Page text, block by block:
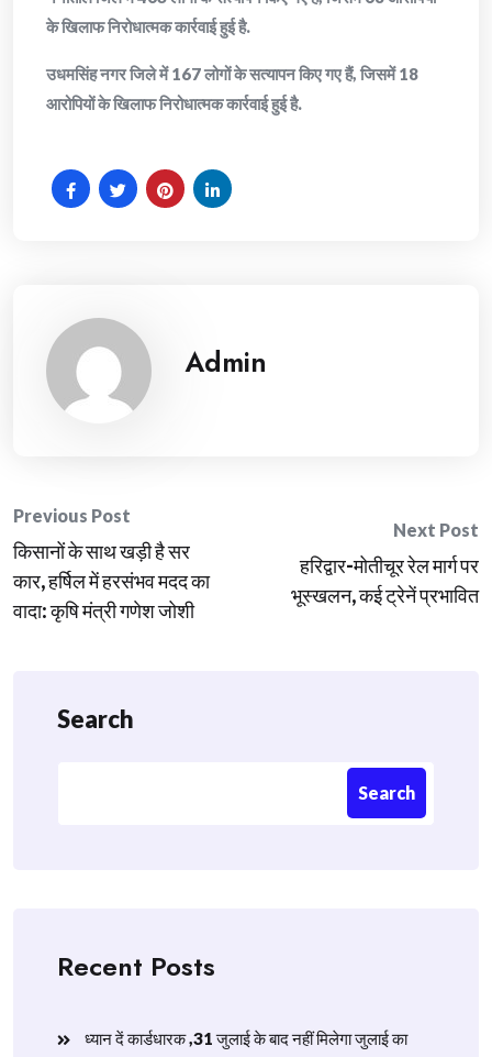
के खिलाफ निरोधात्मक कार्रवाई हुई है.
उधमसिंह नगर जिले में 167 लोगों के सत्यापन किए गए हैं, जिसमें 18
आरोपियों के खिलाफ निरोधात्मक कार्रवाई हुई है.
Admin
Post
navigation
Previous Post
किसानों के साथ खड़ी है सर
कार, हर्षिल में हरसंभव मदद का
वादा: कृषि मंत्री गणेश जोशी
Next Post
हरिद्वार-मोतीचूर रेल मार्ग पर
भूस्खलन, कई ट्रेनें प्रभावित
Search
Search
Recent Posts
ध्यान दें कार्डधारक ,31 जुलाई के बाद नहीं मिलेगा जुलाई का